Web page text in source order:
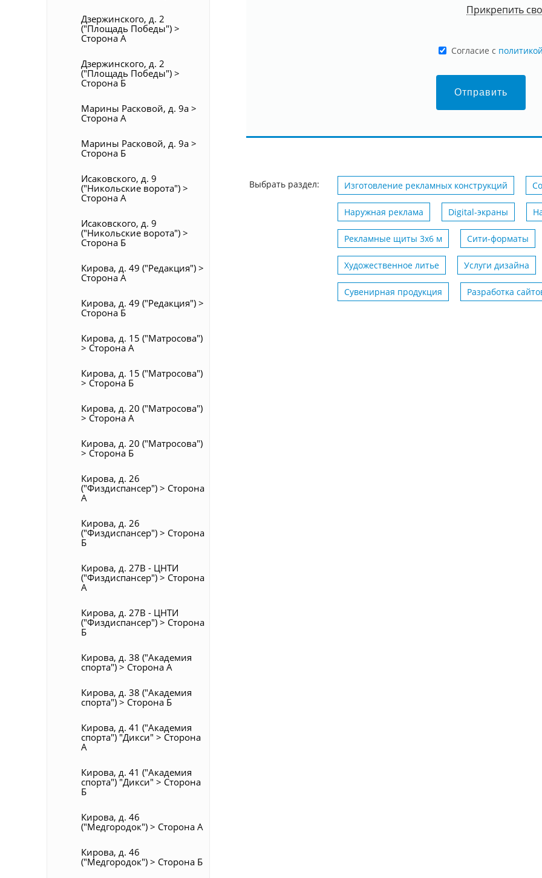
Дзержинского, д. 2
("Площадь Победы") >
Сторона А
Дзержинского, д. 2
("Площадь Победы") >
Сторона Б
Марины Расковой, д. 9а >
Сторона А
Марины Расковой, д. 9а >
Сторона Б
Исаковского, д. 9
("Никольские ворота") >
Сторона А
Исаковского, д. 9
("Никольские ворота") >
Сторона Б
Кирова, д. 49 ("Редакция") >
Сторона А
Кирова, д. 49 ("Редакция") >
Сторона Б
Кирова, д. 15 ("Матросова")
> Сторона А
Кирова, д. 15 ("Матросова")
> Сторона Б
Кирова, д. 20 ("Матросова")
> Сторона А
Кирова, д. 20 ("Матросова")
> Сторона Б
Кирова, д. 26
("Физдиспансер") > Сторона
А
Кирова, д. 26
("Физдиспансер") > Сторона
Б
Кирова, д. 27В - ЦНТИ
("Физдиспансер") > Сторона
А
Кирова, д. 27В - ЦНТИ
("Физдиспансер") > Сторона
Б
Кирова, д. 38 ("Академия
спорта") > Сторона А
Кирова, д. 38 ("Академия
спорта") > Сторона Б
Кирова, д. 41 ("Академия
спорта") "Дикси" > Сторона
А
Кирова, д. 41 ("Академия
спорта") "Дикси" > Сторона
Б
Кирова, д. 46
("Медгородок") > Сторона А
Кирова, д. 46
("Медгородок") > Сторона Б
Прикрепить
Cогласие с
Отправить
Выбрать раздел: Изготовление рекламных конструкций
Наружная реклама Digital-экраны
Рекламные щиты 3х6 м Сити-форматы
Художественное литье Услуги дизайна
Сувенирная продукция Разработка